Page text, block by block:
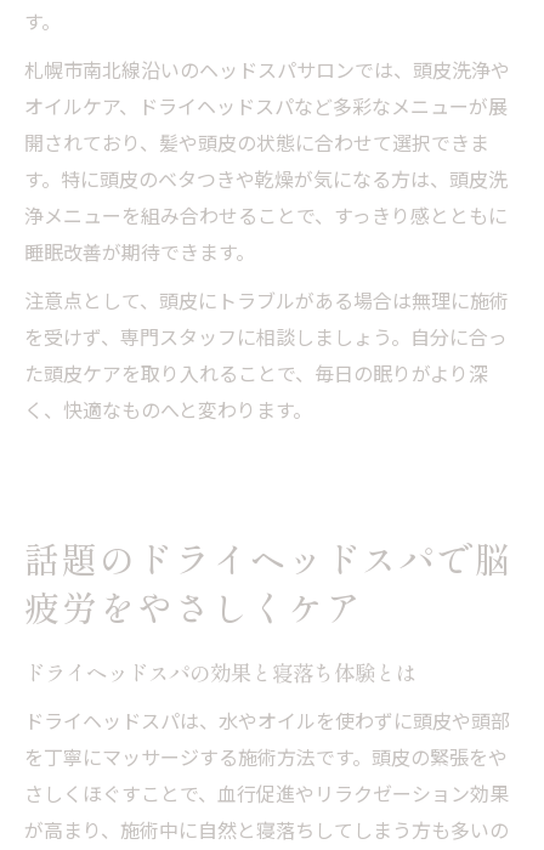
す。
札幌市南北線沿いのヘッドスパサロンでは、頭皮洗浄や
オイルケア、ドライヘッドスパなど多彩なメニューが展
開されており、髪や頭皮の状態に合わせて選択できま
す。特に頭皮のベタつきや乾燥が気になる方は、頭皮洗
浄メニューを組み合わせることで、すっきり感とともに
睡眠改善が期待できます。
注意点として、頭皮にトラブルがある場合は無理に施術
を受けず、専門スタッフに相談しましょう。自分に合っ
た頭皮ケアを取り入れることで、毎日の眠りがより深
く、快適なものへと変わります。
話題のドライヘッドスパで脳
疲労をやさしくケア
ドライヘッドスパの効果と寝落ち体験とは
ドライヘッドスパは、水やオイルを使わずに頭皮や頭部
を丁寧にマッサージする施術方法です。頭皮の緊張をや
さしくほぐすことで、血行促進やリラクゼーション効果
が高まり、施術中に自然と寝落ちしてしまう方も多いの